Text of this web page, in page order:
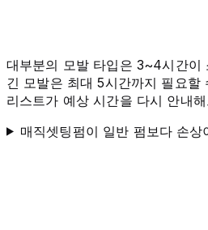
대부분의 모발 타입은 3~4시간이
긴 모발은 최대 5시간까지 필요할
리스트가 예상 시간을 다시 안내
매직셋팅펌이 일반 펌보다 손상